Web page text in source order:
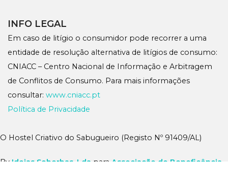
INFO LEGAL
Em caso de litígio o consumidor pode recorrer a uma
entidade de resolução alternativa de litígios de consumo:
CNIACC – Centro Nacional de Informação e Arbitragem
de Conflitos de Consumo. Para mais informações
consultar: www.cniacc.pt
Política de Privacidade
O Hostel Criativo do Sabugueiro (Registo Nº 91409/AL)
By Ideias Soberbas, Lda para Associação de Beneficência